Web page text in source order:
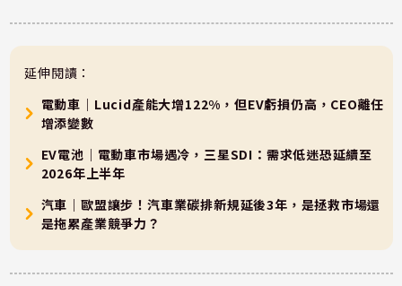
延伸閱讀：
電動車｜Lucid產能大增122%，但EV虧損仍高，CEO離任
增添變數
EV電池｜電動車市場遇冷，三星SDI：需求低迷恐延續至
2026年上半年
汽車｜歐盟讓步！汽車業碳排新規延後3年，是拯救市場還
是拖累產業競爭力？